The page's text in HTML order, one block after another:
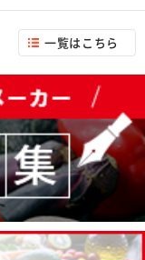
一覧はこちら